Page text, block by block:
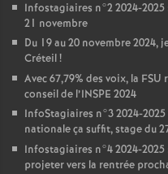
Infostagiaires n°2 2024-
21 novembre
Du 19 au 20 novembre 2024,
Créteil!
Avec 67,79% des voix, la FSU
conseil de l’INSPE 2024
InfoStagiaires n°3 2024-2025
nationale ça suffit, stage du
Infostagiaires n°4 2024-
projeter vers la rentrée